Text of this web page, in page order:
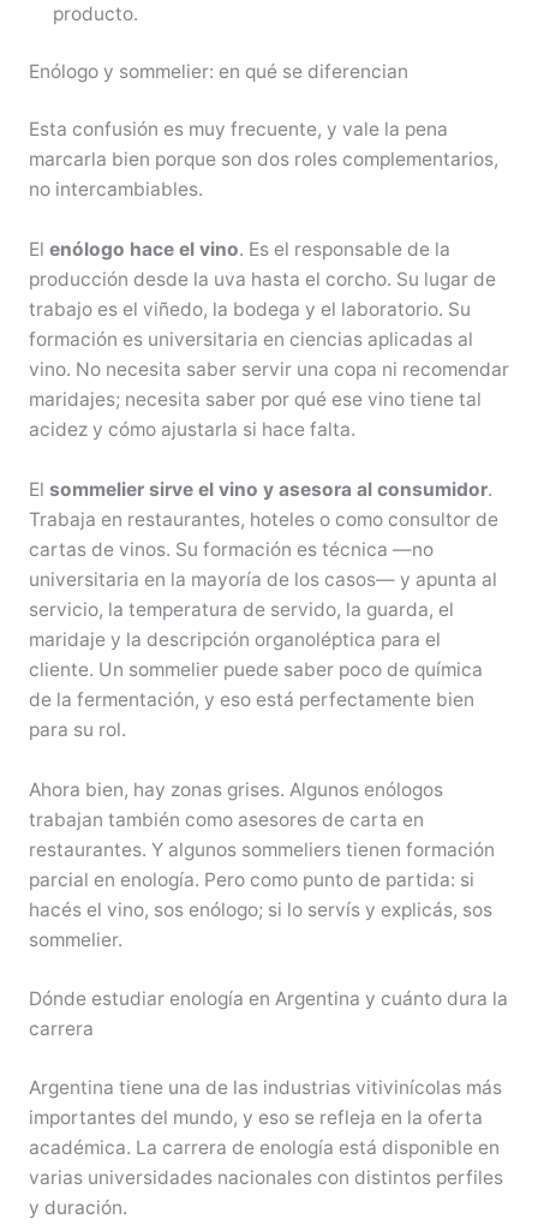
producto.
Enólogo y sommelier: en qué se diferencian
Esta confusión es muy frecuente, y vale la pena
marcarla bien porque son dos roles complementarios,
no intercambiables.
El enólogo hace el vino. Es el responsable de la
producción desde la uva hasta el corcho. Su lugar de
trabajo es el viñedo, la bodega y el laboratorio. Su
formación es universitaria en ciencias aplicadas al
vino. No necesita saber servir una copa ni recomendar
maridajes; necesita saber por qué ese vino tiene tal
acidez y cómo ajustarla si hace falta.
El sommelier sirve el vino y asesora al consumidor.
Trabaja en restaurantes, hoteles o como consultor de
cartas de vinos. Su formación es técnica —no
universitaria en la mayoría de los casos— y apunta al
servicio, la temperatura de servido, la guarda, el
maridaje y la descripción organoléptica para el
cliente. Un sommelier puede saber poco de química
de la fermentación, y eso está perfectamente bien
para su rol.
Ahora bien, hay zonas grises. Algunos enólogos
trabajan también como asesores de carta en
restaurantes. Y algunos sommeliers tienen formación
parcial en enología. Pero como punto de partida: si
hacés el vino, sos enólogo; si lo servís y explicás, sos
sommelier.
Dónde estudiar enología en Argentina y cuánto dura la
carrera
Argentina tiene una de las industrias vitivinícolas más
importantes del mundo, y eso se refleja en la oferta
académica. La carrera de enología está disponible en
varias universidades nacionales con distintos perfiles
y duración.